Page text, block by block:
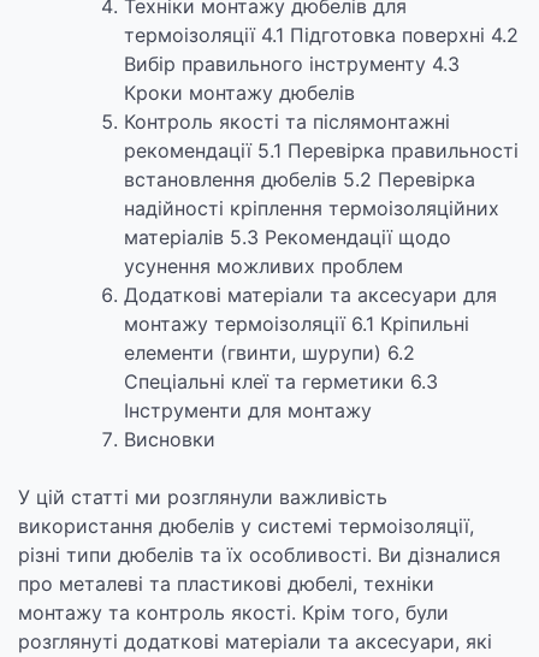
Техніки монтажу дюбелів для
термоізоляції 4.1 Підготовка поверхні 4.2
Вибір правильного інструменту 4.3
Кроки монтажу дюбелів
Контроль якості та післямонтажні
рекомендації 5.1 Перевірка правильності
встановлення дюбелів 5.2 Перевірка
надійності кріплення термоізоляційних
матеріалів 5.3 Рекомендації щодо
усунення можливих проблем
Додаткові матеріали та аксесуари для
монтажу термоізоляції 6.1 Кріпильні
елементи (гвинти, шурупи) 6.2
Спеціальні клеї та герметики 6.3
Інструменти для монтажу
Висновки
У цій статті ми розглянули важливість
використання дюбелів у системі термоізоляції,
різні типи дюбелів та їх особливості. Ви дізналися
про металеві та пластикові дюбелі, техніки
монтажу та контроль якості. Крім того, були
розглянуті додаткові матеріали та аксесуари, які